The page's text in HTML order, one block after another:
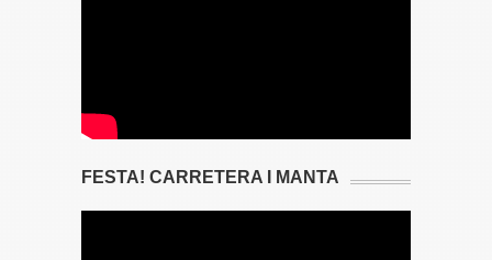
FESTA! CARRETERA I MANTA